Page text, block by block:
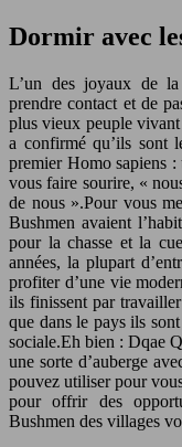
Dormir avec
L’un des joyaux de
prendre contact et de
plus vieux peuple
a confirmé qu’ils sont
premier Homo sapiens :
vous faire sourire, «
de nous ».Pour vous
Bushmen avaient
pour la chasse et la
années, la plupart
profiter d’une vie
ils finissent par
que dans le pays ils
sociale.Eh bien : Dqae
une sorte d’auberge
pouvez utiliser pour
pour offrir des
Bushmen des villages